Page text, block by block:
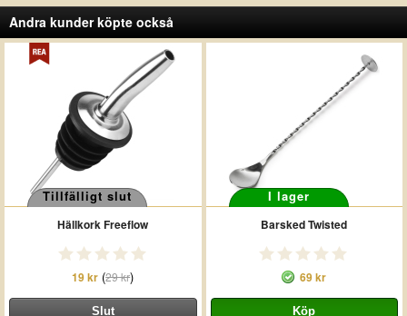
Andra kunder köpte också
Tillfälligt slut
Hällkork Freeflow
19 kr (29 kr)
I lager
Barsked Twisted
69 kr